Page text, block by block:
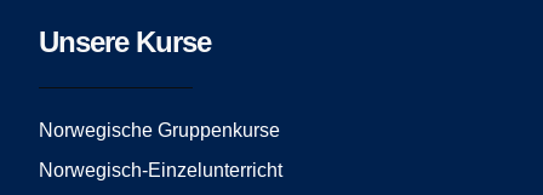
e
o
o
t
g
r
m
t
e
Unsere Kurse
Norwegische Gruppenkurse
Norwegisch-Einzelunterricht